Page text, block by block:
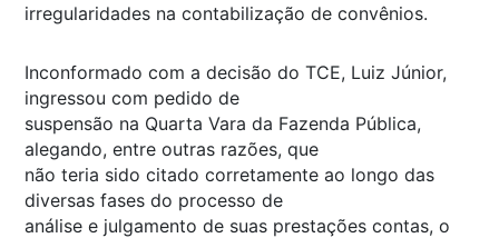
irregularidades na contabilização de convênios.
Inconformado com a decisão do TCE, Luiz Júnior,
ingressou com pedido de
suspensão na Quarta Vara da Fazenda Pública,
alegando, entre outras razões, que
não teria sido citado corretamente ao longo das
diversas fases do processo de
análise e julgamento de suas prestações contas, o